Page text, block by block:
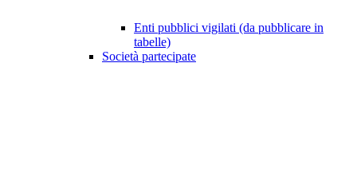
Enti pubblici vigilati (da pubblicare in
tabelle)
Società partecipate